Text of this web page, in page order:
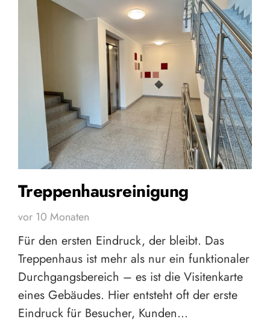
Treppenhausreinigung
vor 10 Monaten
Für den ersten Eindruck, der bleibt. Das
Treppenhaus ist mehr als nur ein funktionaler
Durchgangsbereich – es ist die Visitenkarte
eines Gebäudes. Hier entsteht oft der erste
Eindruck für Besucher, Kunden…